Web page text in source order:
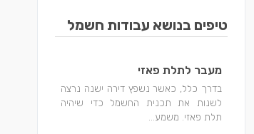
טיפים בנושא עבודות חשמל
מעבר לתלת פאזי
בדרך כלל, כאשר נשפץ דירה ישנה נרצה
לשנות את תכנית החשמל כדי שיהיה
תלת פאזי. משמע...